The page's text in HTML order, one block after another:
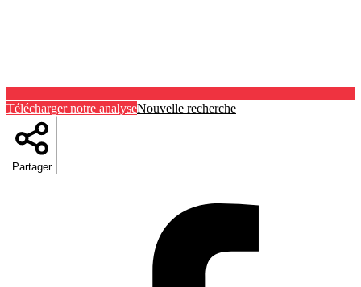
Télécharger notre analyseNouvelle recherche
Partager